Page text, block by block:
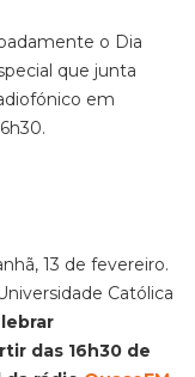
o Dia
que junta
em
13 de fevereiro.
Católica
das 16h30 de